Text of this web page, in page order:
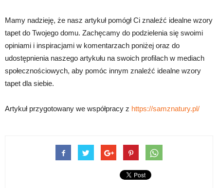
Mamy nadzieję, że nasz artykuł pomógł Ci znaleźć idealne wzory
tapet do Twojego domu. Zachęcamy do podzielenia się swoimi
opiniami i inspiracjami w komentarzach poniżej oraz do
udostępnienia naszego artykułu na swoich profilach w mediach
społecznościowych, aby pomóc innym znaleźć idealne wzory
tapet dla siebie.
Artykuł przygotowany we współpracy z https://samznatury.pl/